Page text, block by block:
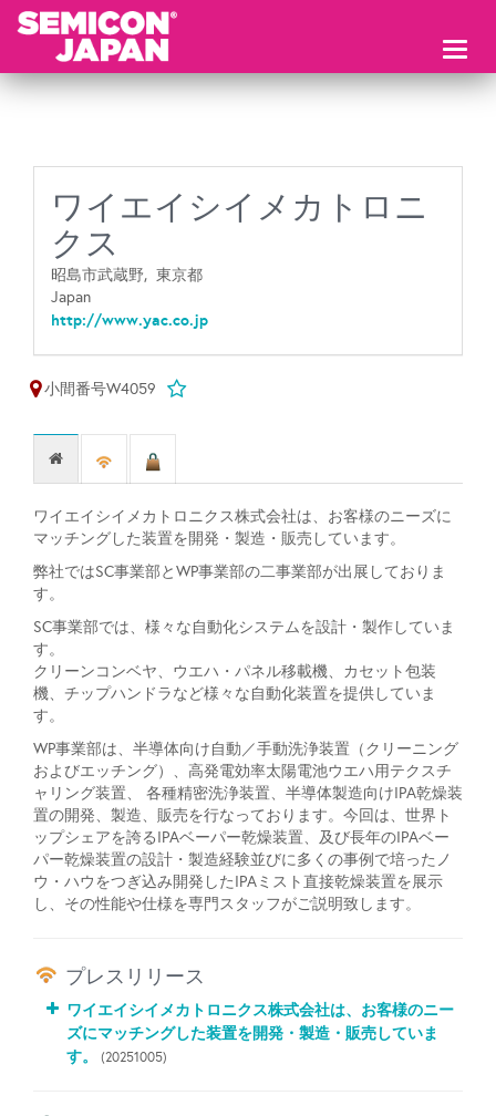
ワイエイシイメカトロニ
クス
昭島市武蔵野, 東京都
Japan
http://www.yac.co.jp
小間番号W4059
ワイエイシイメカトロニクス株式会社は、お客様のニーズに
マッチングした装置を開発・製造・販売しています。
弊社ではSC事業部とWP事業部の二事業部が出展しておりま
す。
SC事業部では、様々な自動化システムを設計・製作していま
す。
クリーンコンベヤ、ウエハ・パネル移載機、カセット包装
機、チップハンドラなど様々な自動化装置を提供していま
す。
WP事業部は、半導体向け自動／手動洗浄装置（クリーニング
およびエッチング）、高発電効率太陽電池ウエハ用テクスチ
ャリング装置、 各種精密洗浄装置、半導体製造向けIPA乾燥装
置の開発、製造、販売を行なっております。今回は、世界ト
ップシェアを誇るIPAベーパー乾燥装置、及び長年のIPAベー
パー乾燥装置の設計・製造経験並びに多くの事例で培ったノ
ウ・ハウをつぎ込み開発したIPAミスト直接乾燥装置を展示
し、その性能や仕様を専門スタッフがご説明致します。
プレスリリース
ワイエイシイメカトロニクス株式会社は、お客様のニー
ズにマッチングした装置を開発・製造・販売していま
す。
(20251005)